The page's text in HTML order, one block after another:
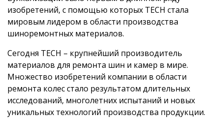
изобретений, с помощью которых TECH стала
мировым лидером в области производства
шиноремонтных материалов.
Сегодня TECH – крупнейший производитель
материалов для ремонта шин и камер в мире.
Множество изобретений компании в области
ремонта колес стало результатом длительных
исследований, многолетних испытаний и новых
уникальных технологий производства продукции.